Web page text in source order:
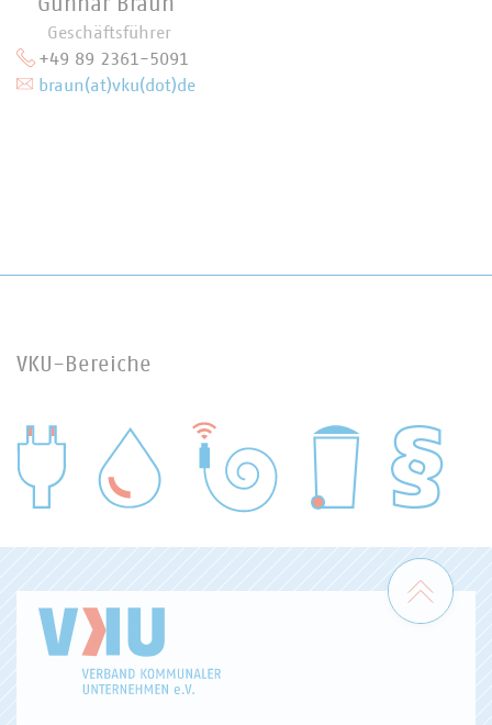
Gunnar Braun
Geschäftsführer
+49 89 2361-5091
braun(at)vku(dot)de
VKU-Bereiche
WASSER/ABWASSER
Zum